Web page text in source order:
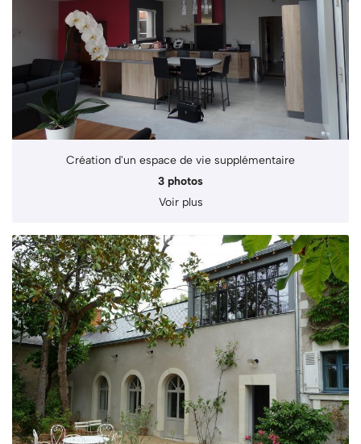
Création d'un espace de vie supplémentaire
3 photos
Voir plus